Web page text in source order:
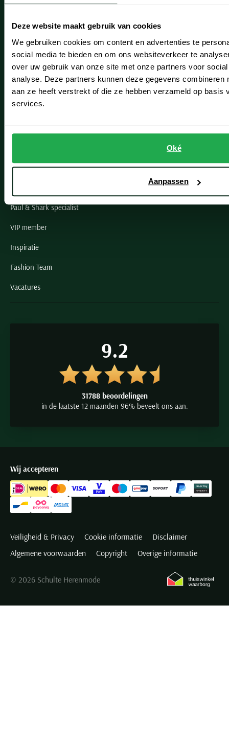
Deze website maakt gebruik van cookies
We gebruiken cookies om content en advertenties te
social media te bieden en om ons websiteverkeer te
over uw gebruik van onze site met onze partners voor
analyse. Deze partners kunnen deze gegevens combineren
aan ze heeft verstrekt of die ze hebben verzameld op basis
services.
Oké
Aanpassen
Leiderdorp
Lisse
Noordwijk
Openingstijden winkels
Schulte Herenmode
Paul & Shark specialist
VIP member
Inspiratie
Fashion Team
Vacatures
9.2
31788 beoordelingen
in de laatste 12 maanden 96% beveelt ons aan.
Wij accepteren
Veiligheid & Privacy Cookie informatie
Disclaimer
Algemene voorwaarden
Copyright Overige informatie
© 2026 Schulte Herenmode